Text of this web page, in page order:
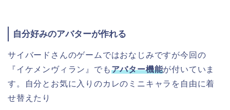
自分好みのアバターが作れる
サイバードさんのゲームではおなじみですが今回の
『イケメンヴィラン』でもアバター機能が付いていま
す。自分とお気に入りのカレのミニキャラを自由に着
せ替えたり